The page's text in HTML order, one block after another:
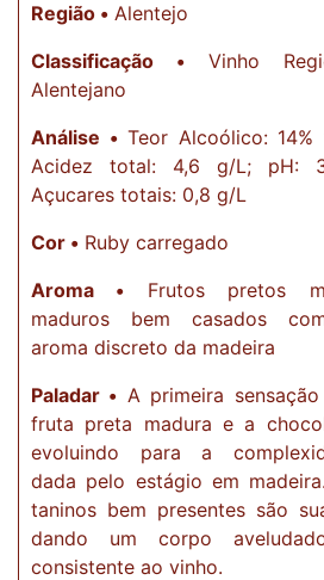
Região • Alentejo
Classificação •Vinho
Alentejano
Análise •Teor Alcoólico: 14%
Acidez total: 4,6 g/L; pH:
Açucares totais: 0,8 g/L
Cor • Ruby carregado
Aroma • Frutos pretos
maduros bem casados
aroma discreto da madeira
Paladar • A primeira
fruta preta madura e a
evoluindo para a
dada pelo estágio em
taninos bem presentes são
dando um corpo
consistente ao vinho.